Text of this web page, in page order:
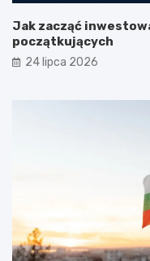
Jak zacząć
początkujących
24 lipca 2026